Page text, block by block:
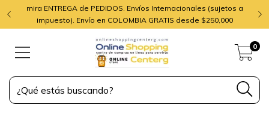
mira ENTREGA de PEDIDOS. Envíos Internacionales (sujetos a
impuesto). Envío en COLOMBIA GRATIS desde $250,000
0